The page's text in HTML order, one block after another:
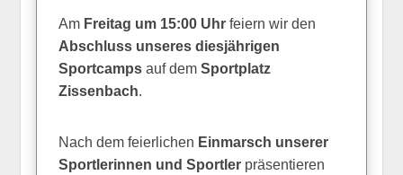
Am Freitag um 15:00 Uhr feiern wir den
Abschluss unseres diesjährigen
Sportcamps auf demSportplatz
Zissenbach.
Nach dem feierlichen Einmarsch unserer
Sportlerinnen und Sportler präsentieren